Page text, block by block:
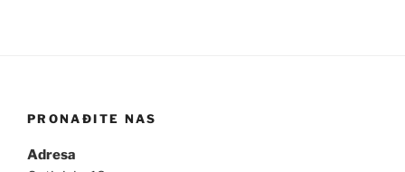
PRONAĐITE NAS
Adresa